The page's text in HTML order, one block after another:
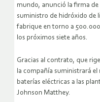
mundo, anunció la firma
suministro de hidróxido de
fabrique en torno a
los próximos siete años.
Gracias al contrato, que
la compañía suministrará
baterías eléctricas a las
Johnson Matthey.